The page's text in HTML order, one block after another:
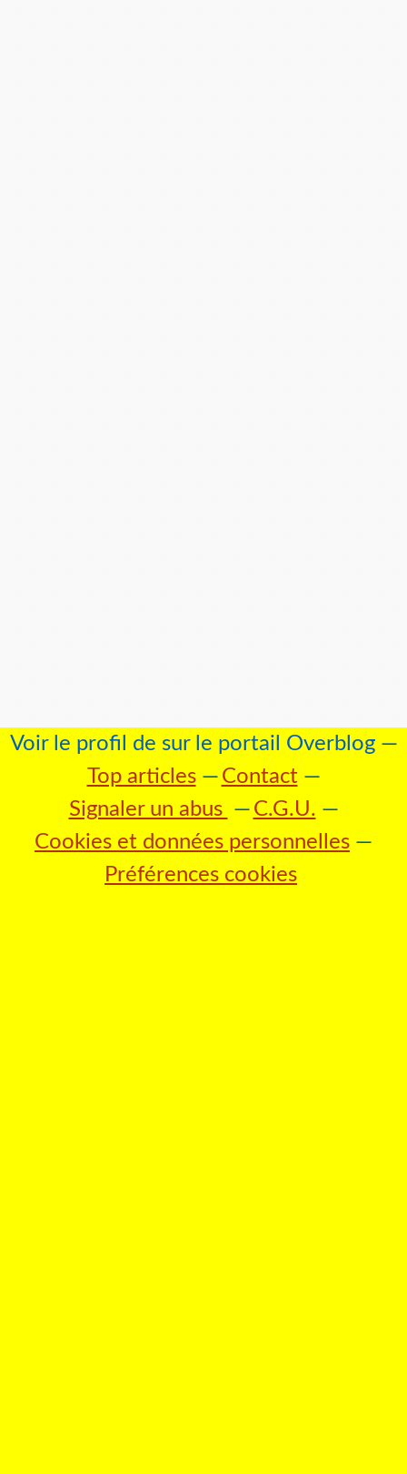
Voir le profil de sur le portail Overblog
Top articles
Contact
Signaler un abus
C.G.U.
Cookies et données personnelles
Préférences cookies